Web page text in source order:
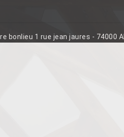
bonlieu 1 rue jean jaures - 74000